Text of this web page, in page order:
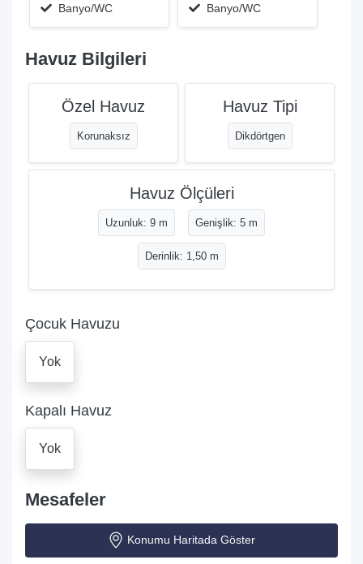
Banyo/WC
Banyo/WC
Havuz Bilgileri
Özel Havuz
Korunaksız
Havuz Tipi
Dikdörtgen
Havuz Ölçüleri
Uzunluk: 9 m Genişlik: 5 m
Derinlik: 1,50 m
Çocuk Havuzu
Yok
Kapalı Havuz
Yok
Mesafeler
Konumu Haritada Göster